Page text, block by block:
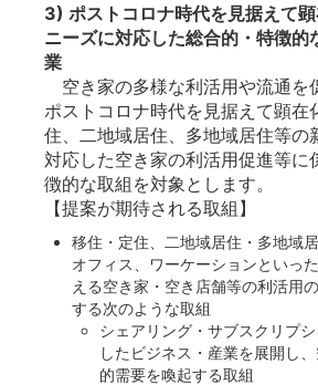
3) ポストコロナ時代を見据えて
ニーズに対応した総合的・特徴的
業
空き家の多様な利活用や流通を
ポストコロナ時代を見据えて顕在
住、二地域居住、多地域居住等の
対応した空き家の利活用促進等に
徴的な取組を対象とします。
【提案が期待される取組】
移住・定住、二地域居住・多地域
オフィス、ワーケーションといっ
える空き家・空き店舗等の利活用
する次のような取組
シェアリング・サブスクリプ
したビジネス・産業を展開し
的需要を喚起する取組